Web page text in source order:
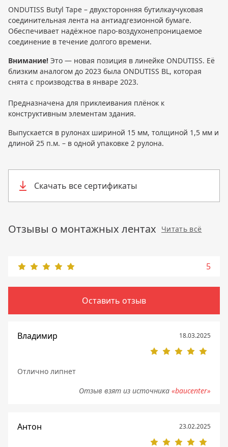
ONDUTISS Butyl Tape – двухсторонняя бутилкаучуковая
соединительная лента на антиадгезионной бумаге.
Обеспечивает надёжное паро-воздухонепроницаемое
соединение в течение долгого времени.
Внимание! Это — новая позиция в линейке ONDUTISS. Её
близким аналогом до 2023 была ONDUTISS BL, которая
снята с производства в январе 2023.
Предназначена для приклеивания плёнок к
конструктивным элементам здания.
Выпускается в рулонах шириной 15 мм, толщиной 1,5 мм и
длиной 25 п.м. – в одной упаковке 2 рулона.
Скачать все сертификаты
Отзывы о монтажных лентах Читать всё
5
Оставить отзыв
Владимир 18.03.2025
Отлично липнет
Отзыв взят из источника «baucenter»
Антон 23.02.2025